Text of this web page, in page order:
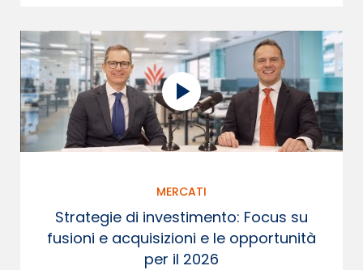
MERCATI
Strategie di investimento: Focus su
fusioni e acquisizioni e le opportunità
per il 2026